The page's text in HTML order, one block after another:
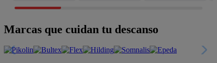
Marcas que cuidan tu descanso